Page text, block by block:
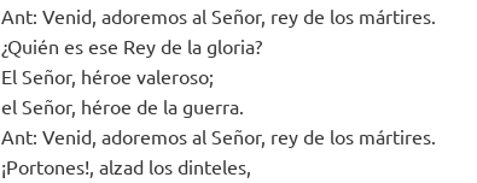
Ant: Venid, adoremos al Señor, rey de los mártires.
¿Quién es ese Rey de la gloria?
El Señor, héroe valeroso;
el Señor, héroe de la guerra.
Ant: Venid, adoremos al Señor, rey de los mártires.
¡Portones!, alzad los dinteles,